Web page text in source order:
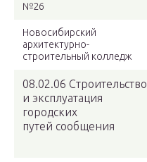
№26
Новосибирский
архитектурно-
строительный колледж
08.02.06 Строительство
и эксплуатация
городских
путей сообщения